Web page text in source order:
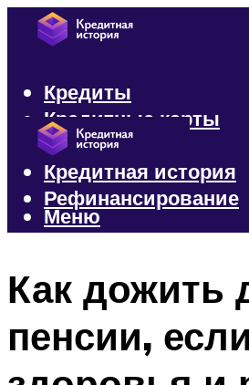
Кредиты
Кредитные карты
Микрозаймы
Кредитная история
Рефинансирование
Меню
Как дожить
пенсии,